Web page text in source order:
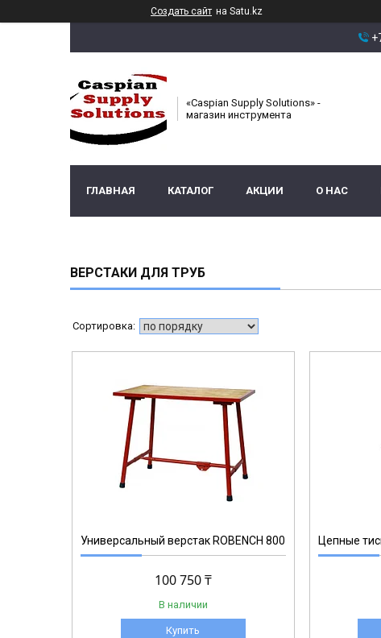
Создать сайт на Satu.kz
«Caspian Supply Solutions» -
магазин инструмента
ГЛАВНАЯ КАТАЛОГ АКЦИИ О НАС
ВЕРСТАКИ ДЛЯ ТРУБ
Универсальный верстак ROBENCH 800
100 750 ₸
В наличии
Купить
Цепные